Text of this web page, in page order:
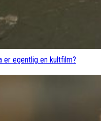
er egentlig en kultfilm?